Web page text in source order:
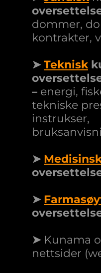
dommer,
kontrakter,
➤Teknisk
– energi,
tekniske
instrukser,
➤
➤
➤ Kunama
nettsider